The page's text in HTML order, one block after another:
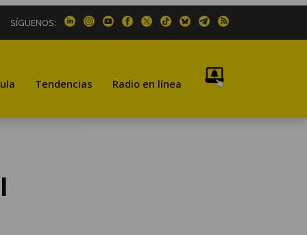
SÍGUENOS:
Tendencias Radio en línea